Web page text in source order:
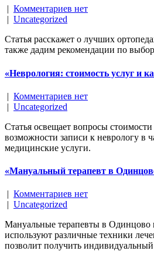
| Комментариев нет
| Uncategorized
Статья расскажет о лучших
также дадим рекомендации по
«Неврология: стоимость услуг и
| Комментариев нет
| Uncategorized
Статья освещает вопросы
возможности записи к неврологу в
медицинские услуги.
«Мануальный терапевт в
Комментариев нет
Uncategorized
Мануальные терапевты в Одинцово
используют различные техники
позволит получить